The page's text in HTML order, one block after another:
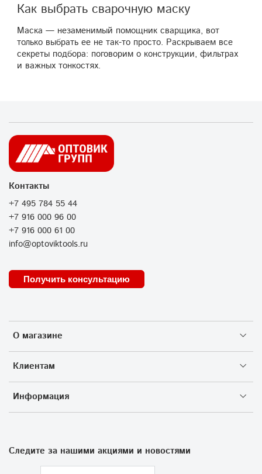
Как выбрать сварочную маску
Маска — незаменимый помощник сварщика, вот
только выбрать ее не так-то просто. Раскрываем все
секреты подбора: поговорим о конструкции, фильтрах
и важных тонкостях.
О магазине
Клиентам
Информация
Контакты
+7 495 784 55 44
+7 916 000 96 00
+7 916 000 61 00
info@optoviktools.ru
Получить консультацию
Следите за нашими акциями и новостями